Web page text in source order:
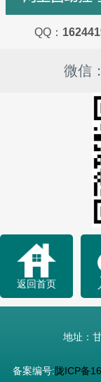
QQ：
微信
返回首页
地址：
备案编号:陇ICP备